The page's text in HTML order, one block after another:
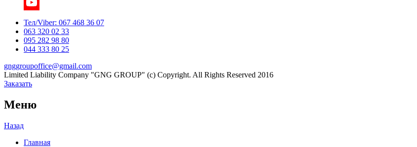
Instagram
YouTube
Channel
Тел/Viber: 067 468 36 07
063 320 02 33
095 282 98 80
044 333 80 25
gnggroupoffice@gmail.com
Limited Liability Company "GNG GROUP" (c) Copyright. All Rights Reserved 2016
Заказать
Меню
Назад
Главная